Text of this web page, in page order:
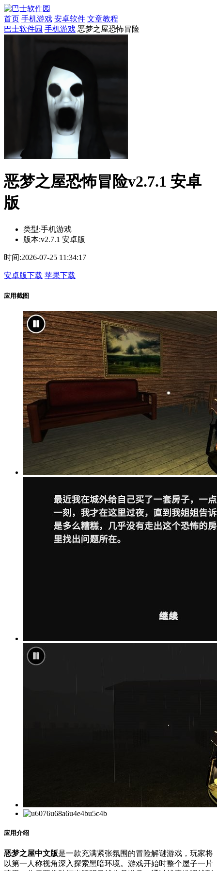
首页 手机游戏 安卓软件 文章教程
巴士软件园 手机游戏 恶梦之屋恐怖冒险
恶梦之屋恐怖冒险v2.7.1 安卓
版
类型:手机游戏
版本:v2.7.1 安卓版
时间:2026-07-25 11:34:17
安卓版下载 苹果下载
应用截图
应用介绍
恶梦之屋中文版是一款充满紧张氛围的冒险解谜游戏，玩家将
以第一人称视角深入探索黑暗环境。游戏开始时整个屋子一片